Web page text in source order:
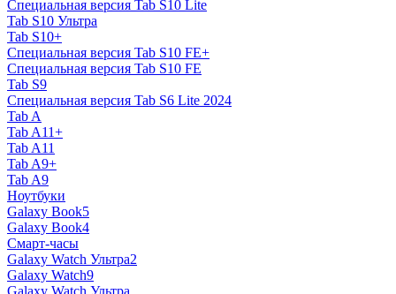
Специальная версия Tab S10 Lite
Tab S10 Ультра
Tab S10+
Специальная версия Tab S10 FE+
Специальная версия Tab S10 FE
Tab S9
Специальная версия Tab S6 Lite 2024
Tab A
Tab A11+
Tab A11
Tab A9+
Tab A9
Ноутбуки
Galaxy Book5
Galaxy Book4
Смарт-часы
Galaxy Watch Ультра2
Galaxy Watch9
Galaxy Watch Ультра